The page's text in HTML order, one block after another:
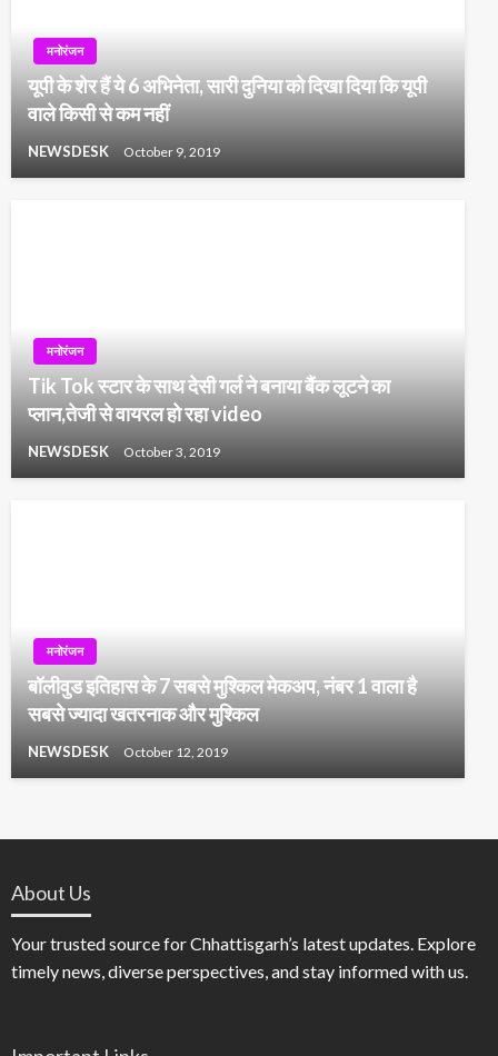
मनोरंजन
यूपी के शेर हैं ये 6 अभिनेता, सारी दुनिया को दिखा दिया कि यूपी
वाले किसी से कम नहीं
NEWSDESK October 9, 2019
मनोरंजन
Tik Tok स्टार के साथ देसी गर्ल ने बनाया बैंक लूटने का
प्लान,तेजी से वायरल हो रहा video
NEWSDESK October 3, 2019
मनोरंजन
बॉलीवुड इतिहास के 7 सबसे मुश्किल मेकअप, नंबर 1 वाला है
सबसे ज्यादा खतरनाक और मुश्किल
NEWSDESK October 12, 2019
About Us
Your trusted source for Chhattisgarh’s latest updates. Explore
timely news, diverse perspectives, and stay informed with us.